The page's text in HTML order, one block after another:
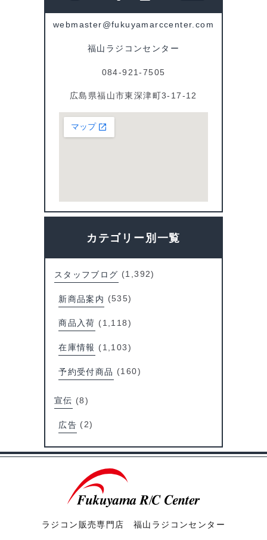
k t g
webmaster@fukuyamarccenter.com
福山ラジコンセンター
084-921-7505
広島県福山市東深津町3-17-12
カテゴリー別一覧
スタッフブログ (1,392)
新商品案内 (535)
商品入荷 (1,118)
在庫情報 (1,103)
予約受付商品 (160)
宣伝 (8)
広告 (2)
ラジコン販売専門店 福山ラジコンセンター